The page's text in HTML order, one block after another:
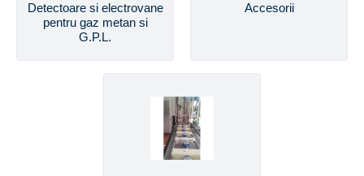
Detectoare si electrovane
pentru gaz metan si
G.P.L.
Accesorii